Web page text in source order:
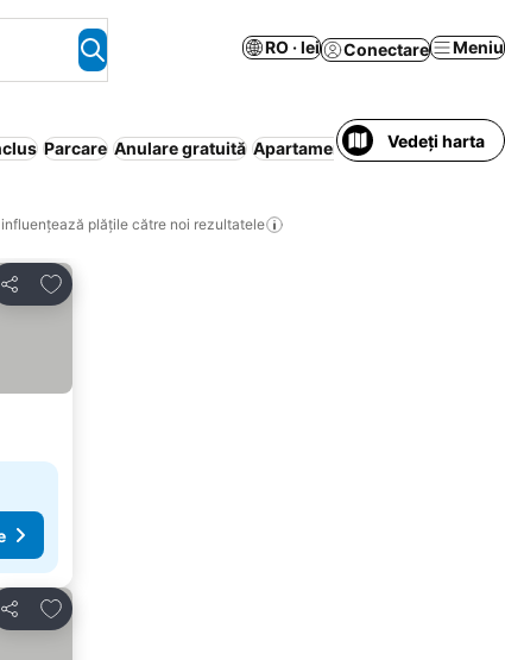
RO · lei Conectare Meniu
Parcare Anulare gratuită Apartament în regim hotelier
Vedeți harta
plățile către noi rezultatele
Distribuiți
Adăugaţi la favorite
Distribuiți
Adăugaţi la favorite